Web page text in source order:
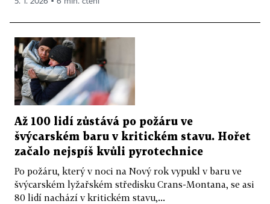
Až 100 lidí zůstává po požáru ve
švýcarském baru v kritickém stavu. Hořet
začalo nejspíš kvůli pyrotechnice
Po požáru, který v noci na Nový rok vypukl v baru ve
švýcarském lyžařském středisku Crans-Montana, se asi
80 lidí nachází v kritickém stavu,...